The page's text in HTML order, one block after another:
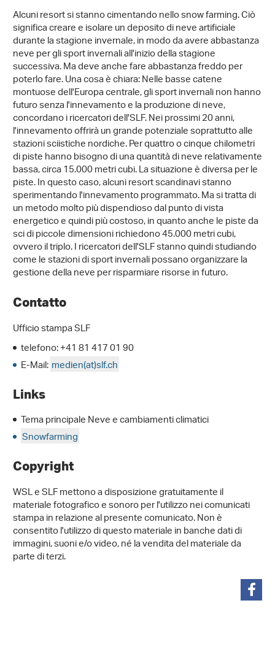
Alcuni resort si stanno cimentando nello snow farming. Ciò
significa creare e isolare un deposito di neve artificiale
durante la stagione invernale, in modo da avere abbastanza
neve per gli sport invernali all'inizio della stagione
successiva. Ma deve anche fare abbastanza freddo per
poterlo fare. Una cosa è chiara: Nelle basse catene
montuose dell'Europa centrale, gli sport invernali non hanno
futuro senza l'innevamento e la produzione di neve,
concordano i ricercatori dell'SLF. Nei prossimi 20 anni,
l'innevamento offrirà un grande potenziale soprattutto alle
stazioni sciistiche nordiche. Per quattro o cinque chilometri
di piste hanno bisogno di una quantità di neve relativamente
bassa, circa 15.000 metri cubi. La situazione è diversa per le
piste. In questo caso, alcuni resort scandinavi stanno
sperimentando l'innevamento programmato. Ma si tratta di
un metodo molto più dispendioso dal punto di vista
energetico e quindi più costoso, in quanto anche le piste da
sci di piccole dimensioni richiedono 45.000 metri cubi,
ovvero il triplo. I ricercatori dell'SLF stanno quindi studiando
come le stazioni di sport invernali possano organizzare la
gestione della neve per risparmiare risorse in futuro.
Contatto
Ufficio stampa SLF
telefono: +41 81 417 01 90
E-Mail:medien(at)slf.ch
Links
Tema principale Neve e cambiamenti climatici
Snowfarming
Copyright
WSL e SLF mettono a disposizione gratuitamente il
materiale fotografico e sonoro per l'utilizzo nei comunicati
stampa in relazione al presente comunicato. Non è
consentito l'utilizzo di questo materiale in banche dati di
immagini, suoni e/o video, né la vendita del materiale da
parte di terzi.